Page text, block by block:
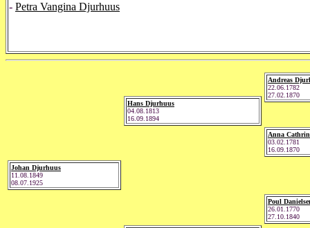
- Petra Vangina Djurhuus
Johan Djurhuus
11.08.1849
08.07.1925
Hans Djurhuus
04.08.1813
16.09.1894
Andreas
22.06.1782
27.02.1870
Anna
03.02.1781
16.09.1870
Poul
26.01.1770
27.10.1840